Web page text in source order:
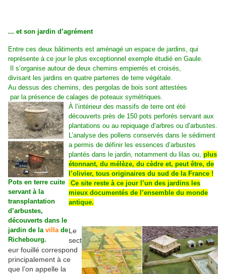
... et son jardin d’agrément
Entre ces deux bâtiments est aménagé un espace de jardins, qui
représente à ce jour le plus exceptionnel exemple étudié en Gaule.
Il s’organise autour de deux chemins empierrés et croisés,
divisant les jardins en quatre parterres de terre végétale.
Au dessus des chemins, des pergolas de bois sont attestées
par la présence de calages de poteaux symétriques.
Pots en terre cuite
servant à la
transplantation
d’arbustes,
découverts dans le
jardin de la villade
Richebourg.
À l’intérieur des massifs de terre ont été
découverts près de 150 pots perforés servant aux
plantations ou au repiquage d’arbres ou d’arbustes.
L’analyse des pollens conservés dans le sédiment
a permis de définir les essences d’arbustes
plantés dans le jardin, notamment du lilas ou, plus
étonnant, du mélèze, du cèdre et, peut être, de
l’olivier, tous originaires du sud de la France !
Ce site reste à ce jour l’un des jardins les
mieux documentés de l’ensemble du monde
antique.
Le
sect
eur fouillé correspond
principalement à ce
que l’on appelle la